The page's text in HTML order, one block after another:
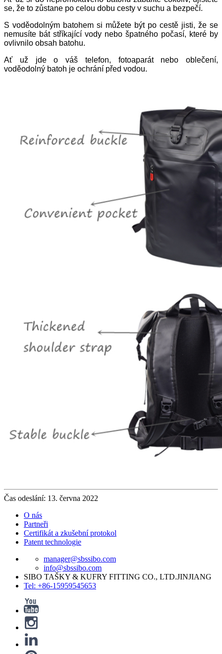
se, že to zůstane po celou dobu cesty v suchu a bezpečí.
S voděodolným batohem si můžete být po cestě jisti, že se
nemusíte bát stříkající vody nebo špatného počasí, které by
ovlivnilo obsah batohu.
Ať už jde o váš telefon, fotoaparát nebo oblečení,
voděodolný batoh je ochrání před vodou.
Čas odeslání: 13. června 2022
O nás
Partneři
Certifikát a zkušební protokol
Patent technologie
manager@sbssibo.com
info@sbssibo.com
SIBO TAŠKY & KUFRY FITTING CO., LTD.JINJIANG
Tel: +86-15959545653